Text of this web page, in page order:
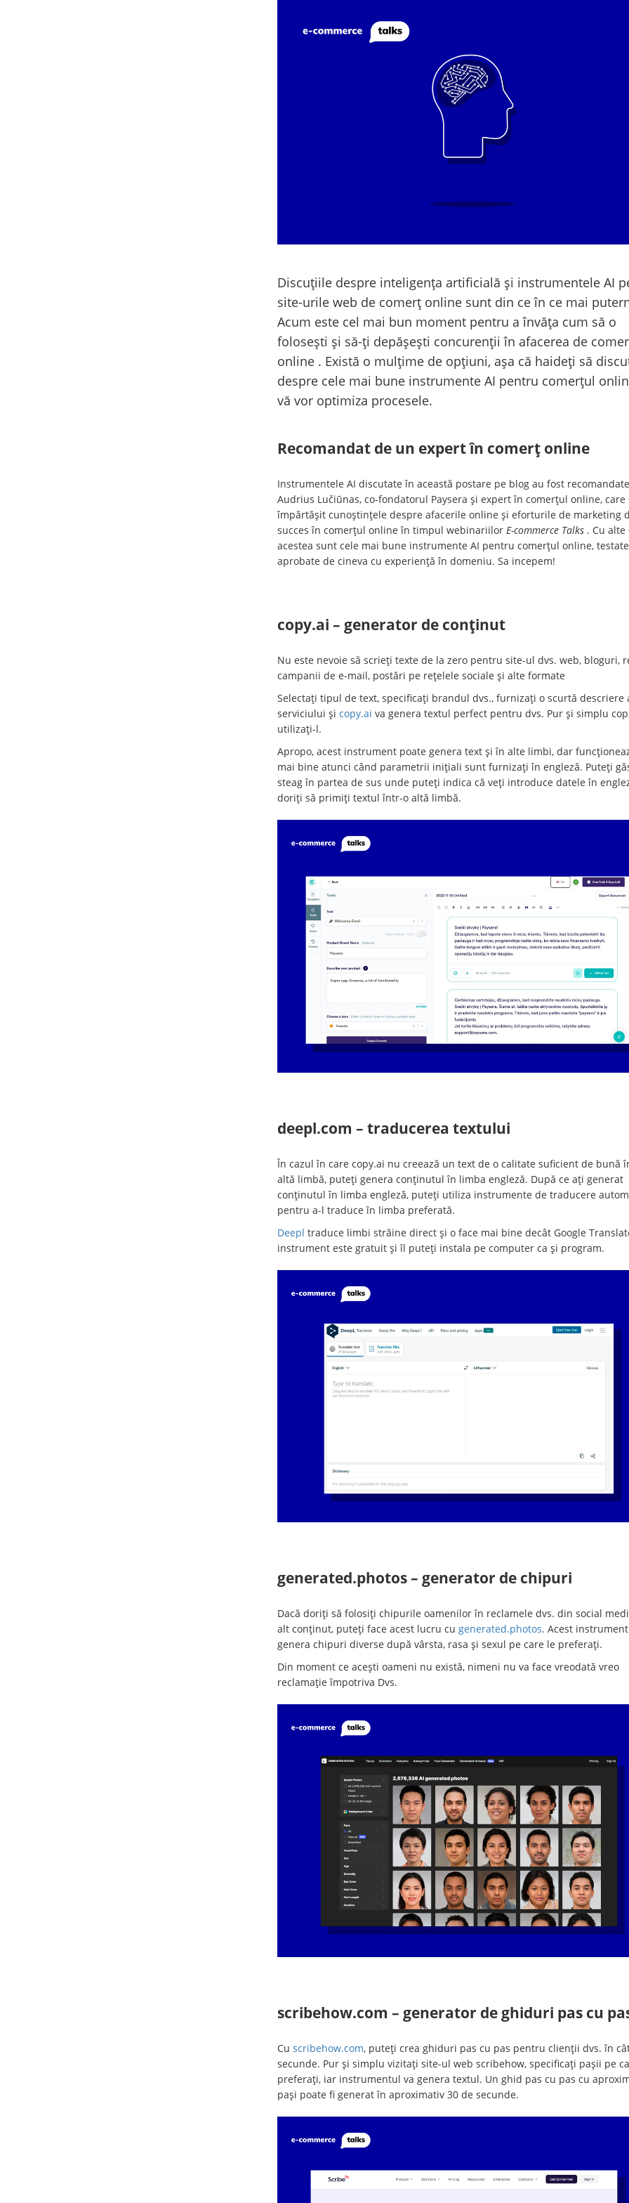
Discuțiile despre inteligența artificială și instrumentele AI
site-urile web de comerț online sunt din ce în ce mai
Acum este cel mai bun moment pentru a învăța cum să o
folosești și să-ți depășești concurenții în afacerea de
online . Există o mulțime de opțiuni, așa că haideți să
despre cele mai bune instrumente AI pentru comerțul
vă vor optimiza procesele.
Recomandat de un expert în comerț online
Instrumentele AI discutate în această postare pe blog au fost
Audrius Lučiūnas, co-fondatorul Paysera și expert în comerțul online, care
împărtășit cunoștințele despre afacerile online și eforturile de marketing
succes în comerțul online în timpul webinariilor E-commerce Talks . Cu alte
acestea sunt cele mai bune instrumente AI pentru comerțul online,
aprobate de cineva cu experiență în domeniu. Sa incepem!
copy.ai – generator de conținut
Nu este nevoie să scrieți texte de la zero pentru site-ul dvs. web, bloguri,
campanii de e-mail, postări pe rețelele sociale și alte formate
Selectați tipul de text, specificați brandul dvs., furnizați o scurtă descriere
serviciului și copy.ai va genera textul perfect pentru dvs. Pur și simplu
utilizați-l.
Apropo, acest instrument poate genera text și în alte limbi, dar
mai bine atunci când parametrii inițiali sunt furnizați în engleză. Puteți
steag în partea de sus unde puteți indica că veți introduce datele în
doriți să primiți textul într-o altă limbă.
deepl.com – traducerea textului
În cazul în care copy.ai nu creează un text de o calitate suficient de bună
altă limbă, puteți genera conținutul în limba engleză. După ce ați generat
conținutul în limba engleză, puteți utiliza instrumente de traducere
pentru a-l traduce în limba preferată.
Deepl traduce limbi străine direct și o face mai bine decât Google
instrument este gratuit și îl puteți instala pe computer ca și program.
generated.photos – generator de chipuri
Dacă doriți să folosiți chipurile oamenilor în reclamele dvs. din social
alt conținut, puteți face acest lucru cu generated.photos. Acest
genera chipuri diverse după vârsta, rasa și sexul pe care le preferați.
Din moment ce acești oameni nu există, nimeni nu va face vreodată vreo
reclamație împotriva Dvs.
scribehow.com – generator de ghiduri pas cu
Cu scribehow.com, puteți crea ghiduri pas cu pas pentru clienții dvs. în
secunde. Pur și simplu vizitați site-ul web scribehow, specificați pașii pe
preferați, iar instrumentul va genera textul. Un ghid pas cu pas cu
pași poate fi generat în aproximativ 30 de secunde.